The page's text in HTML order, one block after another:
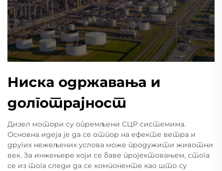
Ниска одржавања и
долготрајност
Дизел мотори су опремљени СЦР системима.
Основна идеја је да се отпор на ефекте ветра и
других нежељених услова може продужити животни
век. За инжењере који се баве пројектовањем, стога
се из тога следи да се компоненте као што су